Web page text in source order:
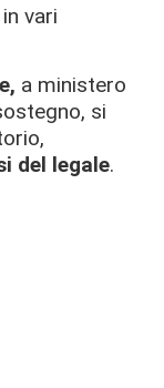
vari
a ministero
si
del legale.